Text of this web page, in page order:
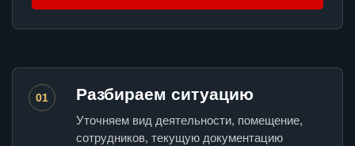
01 Разбираем ситуацию
Уточняем вид деятельности, помещение,
сотрудников, текущую документацию